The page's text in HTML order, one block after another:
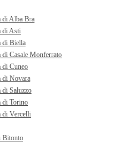
di Alba Bra
di Asti
di Biella
di Casale Monferrato
di Cuneo
di Novara
di Saluzzo
di Torino
di Vercelli
Bitonto